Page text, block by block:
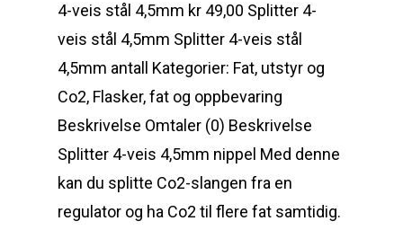
4-veis stål 4,5mm kr 49,00 Splitter 4-
veis stål 4,5mm Splitter 4-veis stål
4,5mm antall Kategorier: Fat, utstyr og
Co2, Flasker, fat og oppbevaring
Beskrivelse Omtaler (0) Beskrivelse
Splitter 4-veis 4,5mm nippel Med denne
kan du splitte Co2-slangen fra en
regulator og ha Co2 til flere fat samtidig.